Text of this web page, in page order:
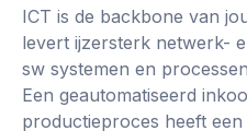
ICT is de backbone van
levert ijzersterk netwerk-
sw systemen en
Een geautomatiseerd
productieproces heeft een